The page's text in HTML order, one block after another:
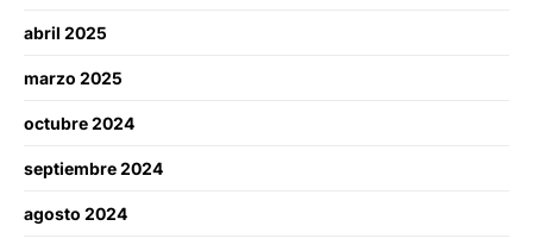
abril 2025
marzo 2025
octubre 2024
septiembre 2024
agosto 2024